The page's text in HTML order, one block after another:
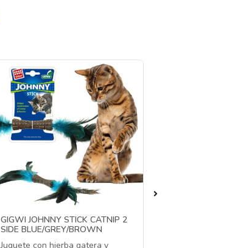
GIGWI JOHNNY STICK CATNIP 2
SIDE BLUE/GREY/BROWN
Juguete con hierba gatera y